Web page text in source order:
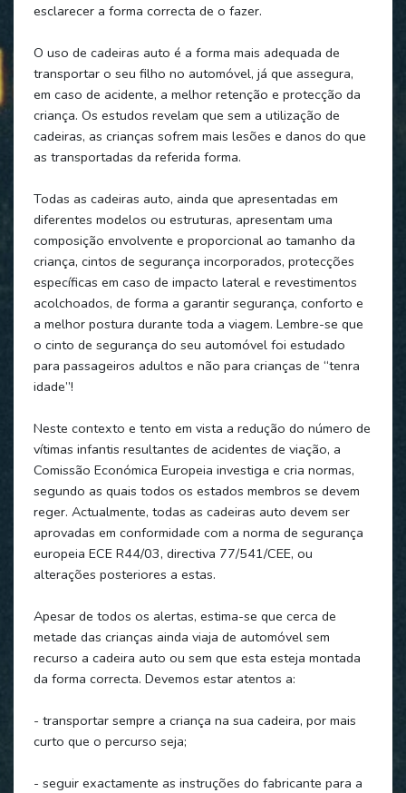
esclarecer a forma correcta de o fazer.
O uso de cadeiras auto é a forma mais adequada de
transportar o seu filho no automóvel, já que assegura,
em caso de acidente, a melhor retenção e protecção da
criança. Os estudos revelam que sem a utilização de
cadeiras, as crianças sofrem mais lesões e danos do que
as transportadas da referida forma.
Todas as cadeiras auto, ainda que apresentadas em
diferentes modelos ou estruturas, apresentam uma
composição envolvente e proporcional ao tamanho da
criança, cintos de segurança incorporados, protecções
específicas em caso de impacto lateral e revestimentos
acolchoados, de forma a garantir segurança, conforto e
a melhor postura durante toda a viagem. Lembre-se que
o cinto de segurança do seu automóvel foi estudado
para passageiros adultos e não para crianças de “tenra
idade”!
Neste contexto e tento em vista a redução do número de
vítimas infantis resultantes de acidentes de viação, a
Comissão Económica Europeia investiga e cria normas,
segundo as quais todos os estados membros se devem
reger. Actualmente, todas as cadeiras auto devem ser
aprovadas em conformidade com a norma de segurança
europeia ECE R44/03, directiva 77/541/CEE, ou
alterações posteriores a estas.
Apesar de todos os alertas, estima-se que cerca de
metade das crianças ainda viaja de automóvel sem
recurso a cadeira auto ou sem que esta esteja montada
da forma correcta. Devemos estar atentos a:
- transportar sempre a criança na sua cadeira, por mais
curto que o percurso seja;
- seguir exactamente as instruções do fabricante para a